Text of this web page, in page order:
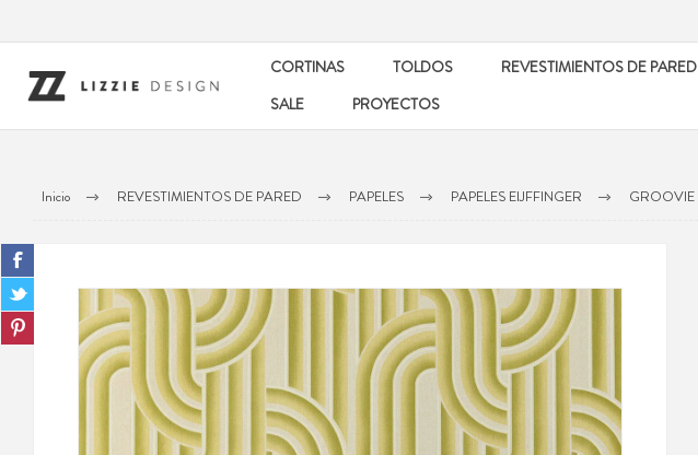
CORTINAS TOLDOS REVESTIMIENTOS DE PARED
SALE
PROYECTOS
Inicio REVESTIMIENTOS DE PARED PAPELES PAPELES EIJFFINGER GROOVIE